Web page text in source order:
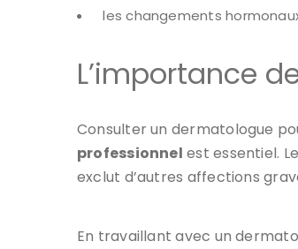
les changements
L’importance
Consulter un dermatologue
professionnel est essentiel.
exclut d’autres affections
En travaillant avec un